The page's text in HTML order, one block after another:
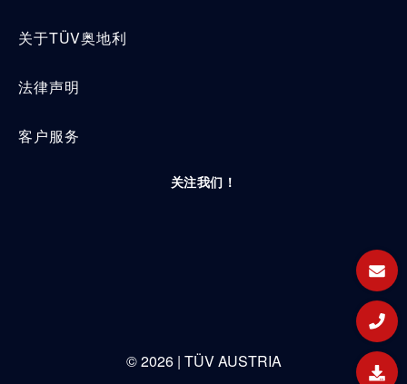
关于TÜV奥地利
法律声明
客户服务
关注我们！
©2026 | TÜV AUSTRIA